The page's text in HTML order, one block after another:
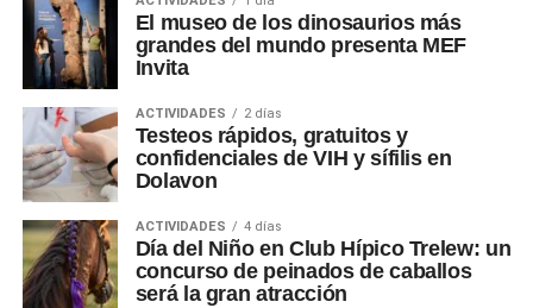
El museo de los dinosaurios más
grandes del mundo presenta MEF
Invita
ACTIVIDADES 2 días
Testeos rápidos, gratuitos y
confidenciales de VIH y sífilis en
Dolavon
ACTIVIDADES 4 días
Día del Niño en Club Hípico Trelew: un
concurso de peinados de caballos
será la gran atracción